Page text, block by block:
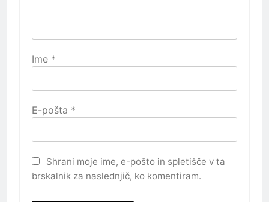
Ime *
E-pošta *
Shrani moje ime, e-pošto in spletišče v ta
brskalnik za naslednjič, ko komentiram.